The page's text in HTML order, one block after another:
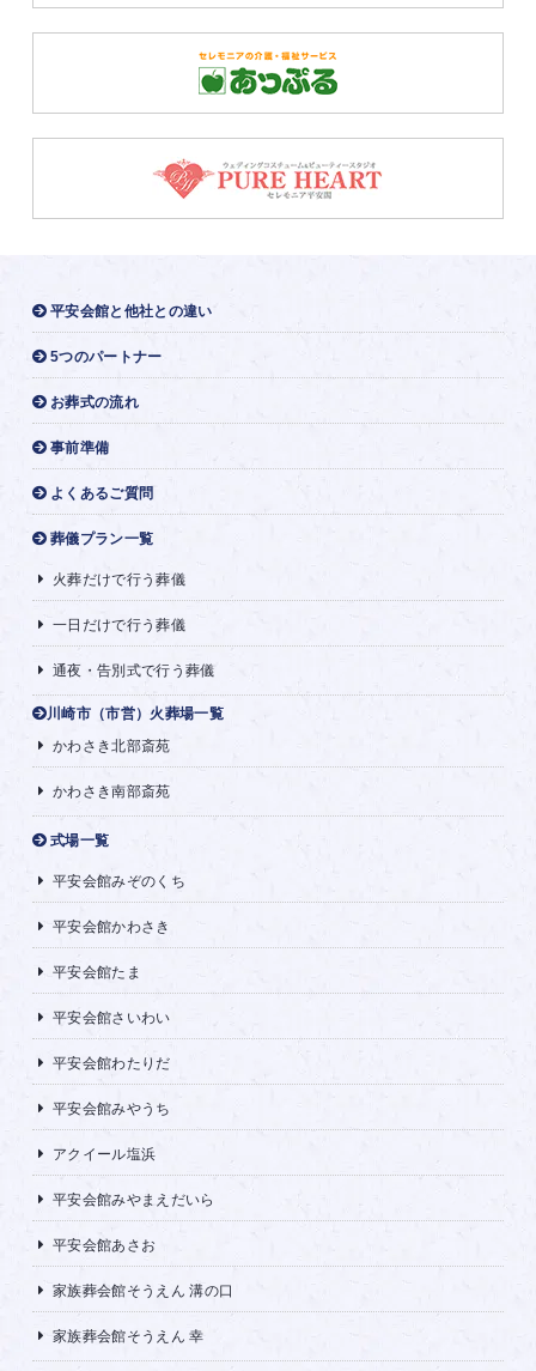
平安会館と他社との違い
5つのパートナー
お葬式の流れ
事前準備
よくあるご質問
葬儀プラン一覧
火葬だけで行う葬儀
一日だけで行う葬儀
通夜・告別式で行う葬儀
川崎市（市営）火葬場一覧
かわさき北部斎苑
かわさき南部斎苑
式場一覧
平安会館みぞのくち
平安会館かわさき
平安会館たま
平安会館さいわい
平安会館わたりだ
平安会館みやうち
アクイール塩浜
平安会館みやまえだいら
平安会館あさお
家族葬会館そうえん 溝の口
家族葬会館そうえん 幸